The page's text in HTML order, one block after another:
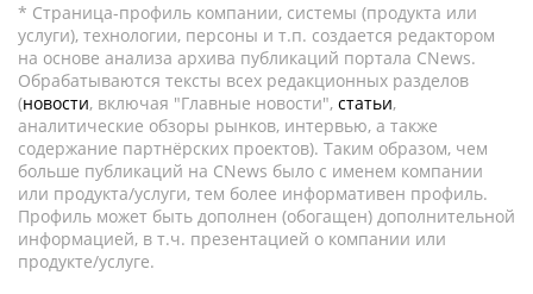
* Страница-профиль компании, системы (продукта или
услуги), технологии, персоны и т.п. создается редактором
на основе анализа архива публикаций портала CNews.
Обрабатываются тексты всех редакционных разделов
(новости, включая "Главные новости", статьи,
аналитические обзоры рынков, интервью, а также
содержание партнёрских проектов). Таким образом, чем
больше публикаций на CNews было с именем компании
или продукта/услуги, тем более информативен профиль.
Профиль может быть дополнен (обогащен) дополнительной
информацией, в т.ч. презентацией о компании или
продукте/услуге.